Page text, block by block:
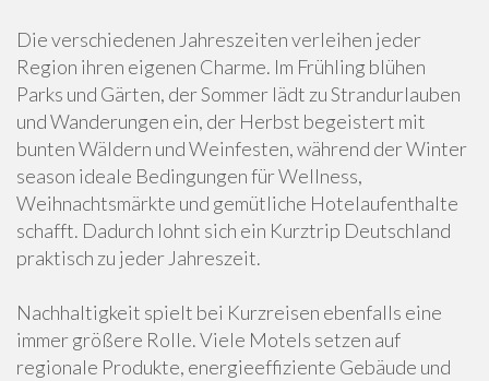
Die verschiedenen Jahreszeiten verleihen jeder
Region ihren eigenen Charme. Im Frühling blühen
Parks und Gärten, der Sommer lädt zu Strandurlauben
und Wanderungen ein, der Herbst begeistert mit
bunten Wäldern und Weinfesten, während der Winter
season ideale Bedingungen für Wellness,
Weihnachtsmärkte und gemütliche Hotelaufenthalte
schafft. Dadurch lohnt sich ein Kurztrip Deutschland
praktisch zu jeder Jahreszeit.
Nachhaltigkeit spielt bei Kurzreisen ebenfalls eine
immer größere Rolle. Viele Motels setzen auf
regionale Produkte, energieeffiziente Gebäude und